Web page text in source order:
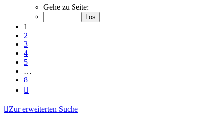
von
Gehe zu Seite:
1
2
3
4
5
…
8
Zur erweiterten Suche